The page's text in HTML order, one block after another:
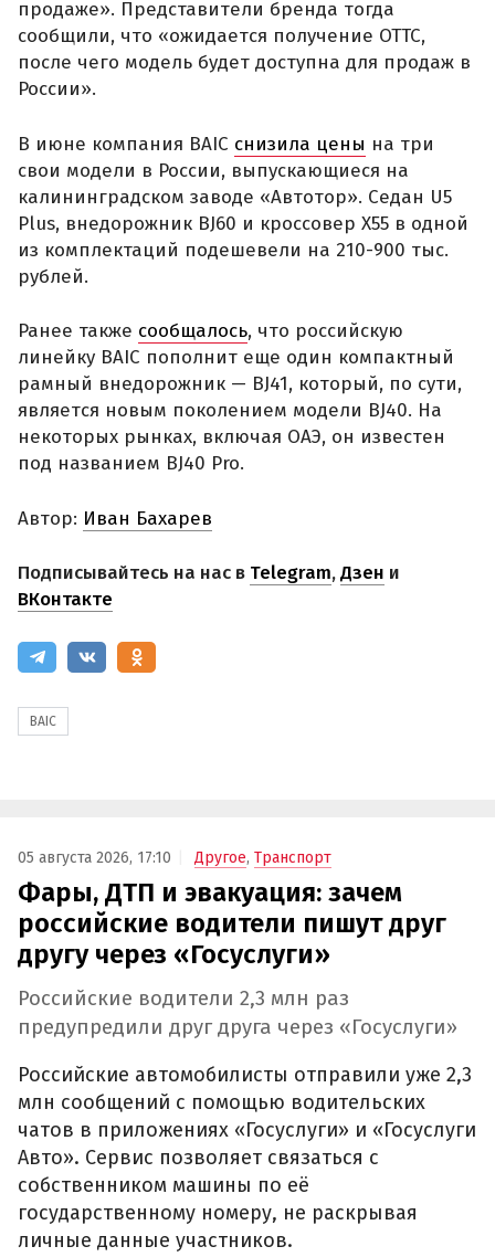
продаже». Представители бренда тогда
сообщили, что «ожидается получение ОТТС,
после чего модель будет доступна для продаж в
России».
В июне компания BAIC снизила цены на три
свои модели в России, выпускающиеся на
калининградском заводе «Автотор». Седан U5
Plus, внедорожник BJ60 и кроссовер X55 в одной
из комплектаций подешевели на 210-900 тыс.
рублей.
Ранее также сообщалось, что российскую
линейку BAIC пополнит еще один компактный
рамный внедорожник — BJ41, который, по сути,
является новым поколением модели BJ40. На
некоторых рынках, включая ОАЭ, он известен
под названием BJ40 Pro.
Автор: Иван Бахарев
Подписывайтесь на нас в Telegram,Дзен и
ВКонтакте
BAIC
05 августа 2026, 17:10 Другое, Транспорт
Фары, ДТП и эвакуация: зачем
российские водители пишут друг
другу через «Госуслуги»
Российские водители 2,3 млн раз
предупредили друг друга через «Госуслуги»
Российские автомобилисты отправили уже 2,3
млн сообщений с помощью водительских
чатов в приложениях «Госуслуги» и «Госуслуги
Авто». Сервис позволяет связаться с
собственником машины по её
государственному номеру, не раскрывая
личные данные участников.